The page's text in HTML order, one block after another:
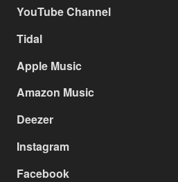
YouTube Channel
Tidal
Apple Music
Amazon Music
Deezer
Instagram
Facebook